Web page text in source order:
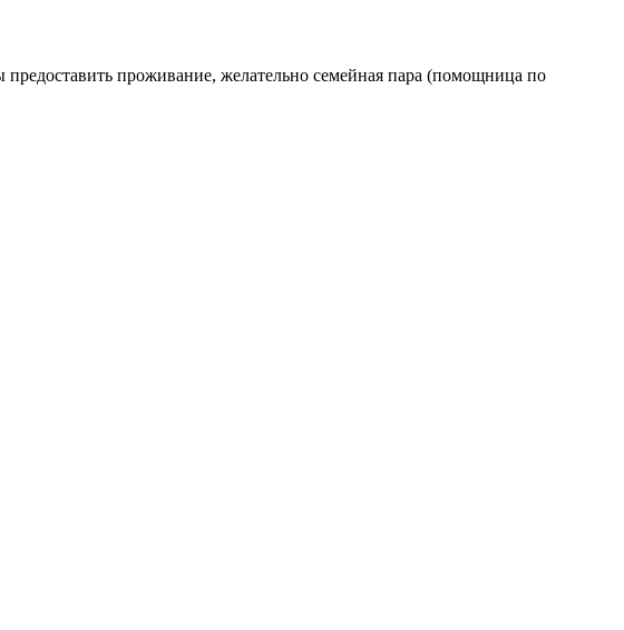
проживание, желательно семейная пара (помощница по